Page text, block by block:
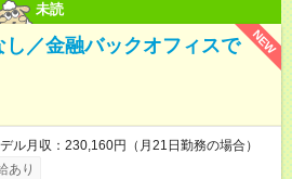
未読
NEW
し／金融バックオフィスで
月収：230,160円（月21日勤務の場合）
あり